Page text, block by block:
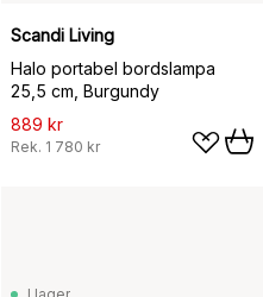
Scandi Living
Halo portabel bordslampa
25,5 cm, Burgundy
889 kr
Rek. 1 780 kr